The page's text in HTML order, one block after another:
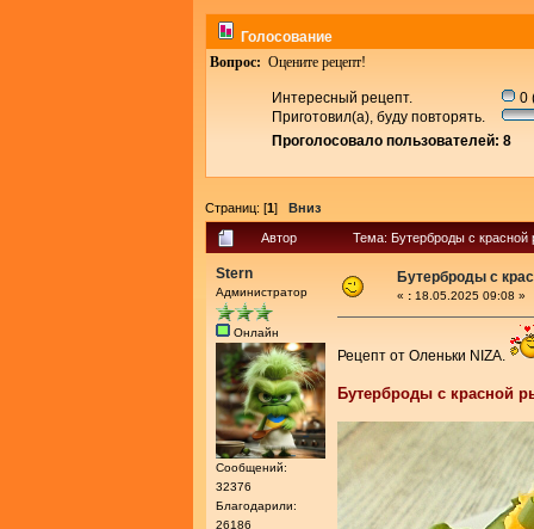
Голосование
Вопрос: Оцените рецепт!
Интересный рецепт.
0
Приготовил(а), буду повторять.
Проголосовало пользователей: 8
Страниц: [1] Вниз
Автор Тема: Бутерброды с
Stern
Администратор
Онлайн
Сообщений:
32376
Благодарили:
26186
Бутерброды с
« : 18.05.2025 09:08 »
Рецепт от Оленьки NIZA.
Бутерброды с красной